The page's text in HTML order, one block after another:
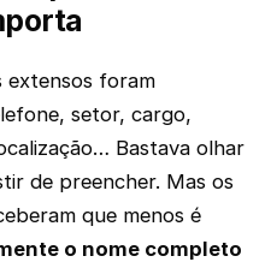
extensos foram
setor, cargo,
Bastava olhar
de preencher. Mas os
que menos é
o nome completo